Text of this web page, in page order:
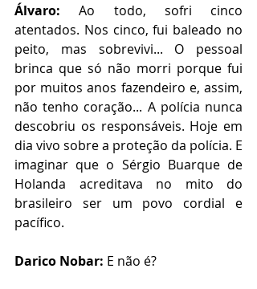
Álvaro: Ao todo, sofri cinco
atentados. Nos cinco, fui baleado no
peito, mas sobrevivi... O pessoal
brinca que só não morri porque fui
por muitos anos fazendeiro e, assim,
não tenho coração... A polícia nunca
descobriu os responsáveis. Hoje em
dia vivo sobre a proteção da polícia. E
imaginar que o Sérgio Buarque de
Holanda acreditava no mito do
brasileiro ser um povo cordial e
pacífico.
Darico Nobar: E não é?